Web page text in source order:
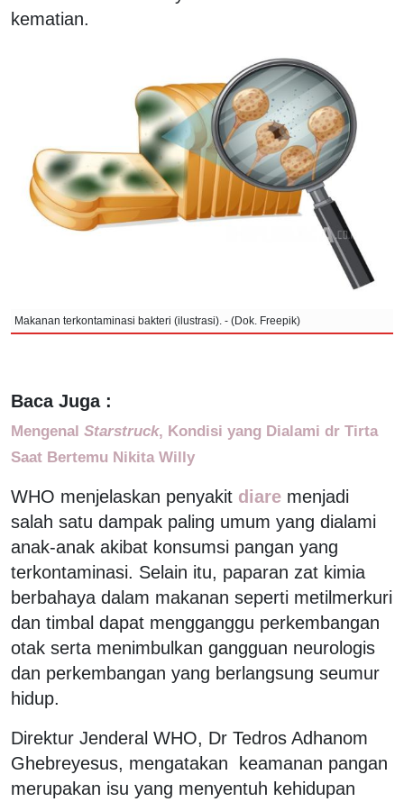
kematian.
Makanan terkontaminasi bakteri (ilustrasi). - (Dok. Freepik)
Baca Juga :
Mengenal Starstruck, Kondisi yang Dialami dr Tirta
Saat Bertemu Nikita Willy
WHO menjelaskan penyakit diare menjadi
salah satu dampak paling umum yang dialami
anak-anak akibat konsumsi pangan yang
terkontaminasi. Selain itu, paparan zat kimia
berbahaya dalam makanan seperti metilmerkuri
dan timbal dapat mengganggu perkembangan
otak serta menimbulkan gangguan neurologis
dan perkembangan yang berlangsung seumur
hidup.
Direktur Jenderal WHO, Dr Tedros Adhanom
Ghebreyesus, mengatakan keamanan pangan
merupakan isu yang menyentuh kehidupan